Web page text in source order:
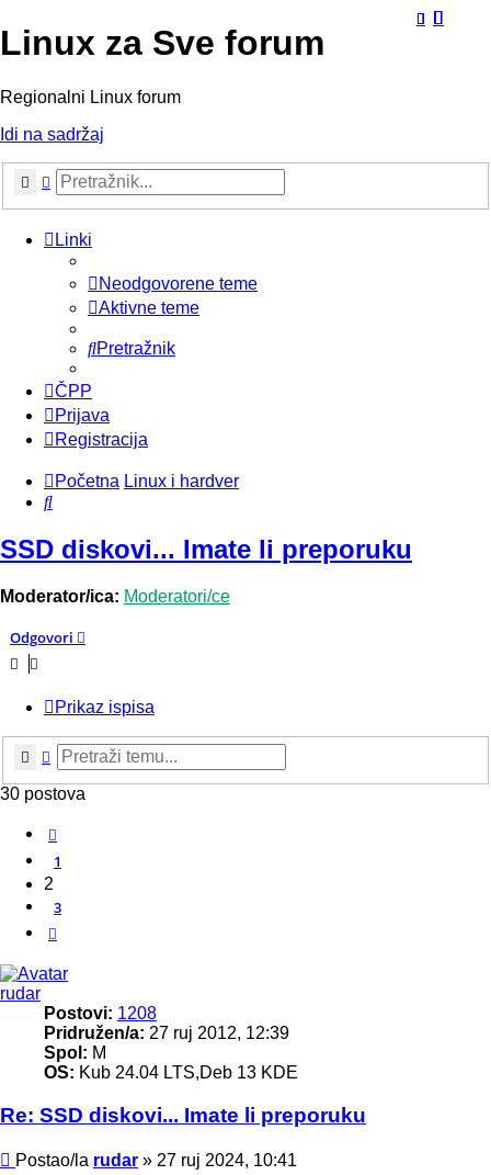
Linux za Sve forum
Regionalni Linux forum
Idi na sadržaj
Pretražnik
Napredno pretraživanje
Linki
Neodgovorene teme
Aktivne teme
Pretražnik
ČPP
Prijava
Registracija
Početna Linux i hardver
Pretražnik
SSD diskovi... Imate li preporuku
Moderator/ica: Moderatori/ce
Odgovori
Prikaz ispisa
Pretražnik
Napredno pretraživanje
30 postova
1
2
3
rudar
Postovi: 1208
Pridružen/a: 27 ruj 2012, 12:39
Spol: M
OS: Kub 24.04 LTS,Deb 13 KDE
Re: SSD diskovi... Imate li preporuku
Post
Postao/la rudar » 27 ruj 2024, 10:41